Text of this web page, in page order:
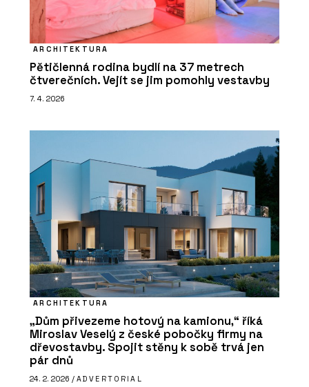
ARCHITEKTURA
Pětičlenná rodina bydlí na 37 metrech
čtverečních. Vejít se jim pomohly vestavby
7. 4. 2026
ARCHITEKTURA
„Dům přivezeme hotový na kamionu,“ říká
Miroslav Veselý z české pobočky firmy na
dřevostavby. Spojit stěny k sobě trvá jen
pár dnů
24. 2. 2026 / ADVERTORIAL